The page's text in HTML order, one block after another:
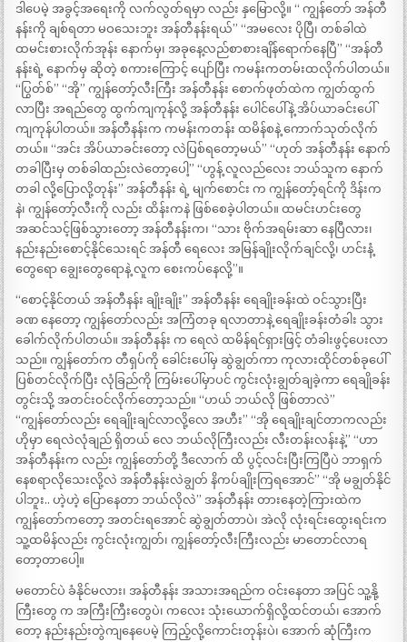
ဒါပေမဲ့ အခွင့်အရေးကို လက်လွတ်ရမှာ လည်း နှမြောလို့။ “ ကျွန်တော် အန်တီ
နန်းကို ချစ်ရတာ မဝသေးဘူး အန်တီနန်းရယ်” “အမလေး ပိုပြီ၊ တစ်ခါထဲ
ထမင်းစားလိုက်အုန်း နောက်မှ၊ အခုနေ့လည်စာစားချိန်ရောက်နေပြီ” “အန်တီ
နန်းရဲ့ နောက်မှ ဆိုတဲ့ စကားကြောင့် ပျော်ပြီး ကမန်းကတမ်းထလိုက်ပါတယ်။
“ပြွတ်စ်” “အို” ကျွန်တော့်လီးကြီး အန်တီနန်း စောက်ဖုတ်ထဲက ကျွတ်ထွက်
လာပြီး အရည်တွေ ထွက်ကျကုန်လို့ အန်တီနန်း ပေါင်ပေါ်နဲ့ အိပ်ယာခင်းပေါ်
ကျကုန်ပါတယ်။ အန်တီနန်းက ကမန်းကတန်း ထမိန်စနဲ့ ကောက်သုတ်လိုက်
တယ်။ “အင်း အိပ်ယာခင်းတော့ လဲပြစ်ရတော့မယ်” “ဟုတ် အန်တီနန်း နောက်
တခါပြီးမှ တစ်ခါထည်းလဲတော့ပေါ့” “ဟွန့် လူလည်လေး ဘယ်သူက နောက်
တခါ လို့ပြောလို့တုန်း” အန်တီနန်း ရဲ့ မျက်စောင်း က ကျွန်တော့်ရင်ကို ဒိန်းက
နဲ၊ ကျွန်တော့်လီးကို လည်း ထိန်းကနဲ ဖြစ်စေခဲ့ပါတယ်။ ထမင်းဟင်းတွေ
အဆင်သင့်ဖြစ်သွားတော့ အန်တီနန်းက၊ “သား ဗိုက်အရမ်းဆာ နေပြီလား၊
နည်းနည်းစောင့်နိုင်သေးရင် အန်တီ ရေလေး အမြန်ချိုးလိုက်ချင်လို့၊ ဟင်းနံ့
တွေရော ချွေးတွေရောနဲ့ လူက စေးကပ်နေလို့”။
“စောင့်နိုင်တယ် အန်တီနန်း ချိုးချိုး” အန်တီနန်း ရေချိုးခန်းထဲ ဝင်သွားပြီး
ခဏ နေတော့ ကျွန်တော်လည်း အကြံတခု ရလာတာနဲ့ ရေချိုးခန်းတံခါး သွား
ခေါက်လိုက်ပါတယ်။ အန်တီနန်း က ရေလဲ ထမိန်ရင်ရှားဖြင့် တံခါးဖွင့်ပေးလာ
သည်။ ကျွန်တော်က တီရှပ်ကို ခေါင်းပေါ်မှ ဆွဲချွတ်ကာ ကုလားထိုင်တစ်ခုပေါ်
ပြစ်တင်လိုက်ပြီး လုံခြည်ကို ကြမ်းပေါ်မှာပင် ကွင်းလုံးချွတ်ချခဲ့ကာ ရေချိုခန်း
တွင်းသို့ အတင်းဝင်လိုက်တော့သည်။ “ဟယ် ဘယ်လို ဖြစ်တာလဲ”
“ကျွန်တော်လည်း ရေချိုးချင်လာလို့လေ အဟီး” “အို ရေချိုးချင်တာကလည်း
ဟိုမှာ ရေလဲလုံချည် ရှိတယ် လေ ဘယ်လိုကြီးလည်း လီးတန်းလန်းနဲ့” “ဟာ
အန်တီနန်းက လည်း ကျွန်တော်တို့ ဒီလောက် ထိ ပွင့်လင်းပြီးကြပြီပဲ ဘာရှက်
နေစရာလိုသေးလို့လဲ အန်တီနန်းလဲချွတ် နိကပ်ချိုးကြရအောင်” “အို မချွတ်နိုင်
ပါဘူး.. ဟဲ့ဟဲ့ ပြောနေတာ ဘယ်လိုလဲ” အန်တီနန်း တားနေတဲ့ကြားထဲက
ကျွန်တော်ကတော့ အတင်းရအောင် ဆွဲချွတ်တာပဲ၊ အဲလို လုံးရင်းထွေးရင်းက
သူ့ထမိန်လည်း ကွင်းလုံးကျွတ်၊ ကျွန်တော့်လီးကြီးလည်း မာတောင်လာရ
တော့တာပေါ့။
မတောင်ပဲ ခံနိုင်မလား၊ အန်တီနန်း အသားအရည်က ဝင်းနေတာ အပြင် သူ့နို့
ကြီးတွေ က အကြီးကြီးတွေပဲ၊ ကလေး သုံးယောက်ရှိလို့ထင်တယ်၊ အောက်
တော့ နည်းနည်းတွဲကျနေပေမဲ့ ကြည့်လို့ကောင်းတုန်းပဲ၊ အောက် ဆုံကြီးက